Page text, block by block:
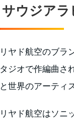
サウジア
リヤド航空のブラ
タジオで作編曲さ
と世界のアーティ
リヤド航空はソニ